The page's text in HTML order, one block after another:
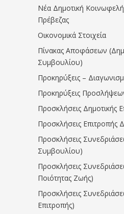
Νέα Δημοτική
Πρέβεζας
Οικονομικά Στοιχεία
Πίνακας Αποφάσεων
Συμβουλίου)
Προκηρύξεις –
Προκηρύξεις
Προσκλήσεις Δημοτικής
Προσκλήσεις Επιτροπής
Προσκλήσεις
Συμβουλίου)
Προσκλήσεις
Ποιότητας Ζωής)
Προσκλήσεις
Επιτροπής)